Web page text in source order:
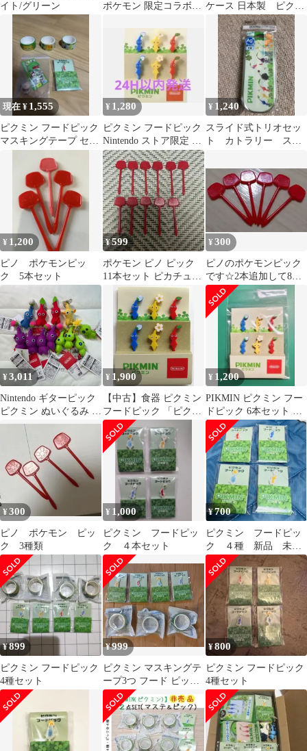
イト/グリーン
ポケモン 限定コラボパ ケース 日本製 ピクミ
ン 新品
現在 ¥ 1,555
ピクミン フードピック
マスキングテープ セッ
¥ 1,280
ピクミン フードピック
Nintendo ストア限定 新
品未開封
¥ 1,240
スライド式トリオセッ
ト カトラリー スプ
ット フォーク
¥ 1,200
ピノ ポケモンピッ
ク 5本セット
¥599
ポケモン ピノ ピック
11本セット ピカチュウ
ほか
¥300
ピノのポケモンピック
です☆2本追加して8本
セットです☆
¥3,011
Nintendo ギターピック
ピクミン ぬいぐるみ キ
ーホルダー レッド/青/
黄色/ライトグリーン/パ
ープル ぽっちゃり
¥ 1,900
【中古】食器 ピクミン
フードピック 「ピクミ
ン」 Nintendo TOKYO
グッズ
¥ 1,200
PIKMIN ピクミン フー
ドピック 6本セット 任
天堂
¥300
ピノ ポケモン ピッ
ク 3種類
¥ 1,000
ピクミン フードピッ
ク ４本セット
¥700
ピクミン フードピッ
ク ４種 新品 未開
封
¥899
ピクミン フードピック
4種セット
¥999
ピクミン マスキングテ
ープ3つ フード ピック
4点 非売品 ファミ
リーマート
¥800
ピクミン フードピック
4種セット